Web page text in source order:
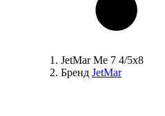
JetMar Me 7 4/5x8
Бренд JetMar